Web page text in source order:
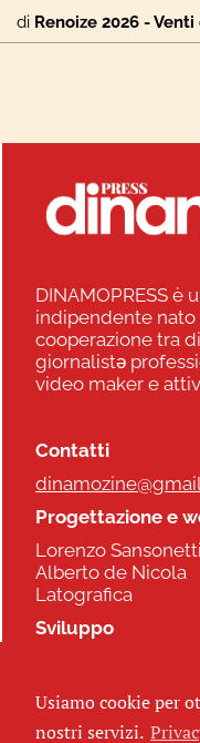
di Renoize 2026 -
DINAMOPRESS
indipendente nato
cooperazione tra
giornalistə
video maker e
Contatti
Progettazione e
Lorenzo Sansonetti
Alberto de Nicola
Latografica
Sviluppo
Seguici
Usiamo cookie per
nostri servizi.